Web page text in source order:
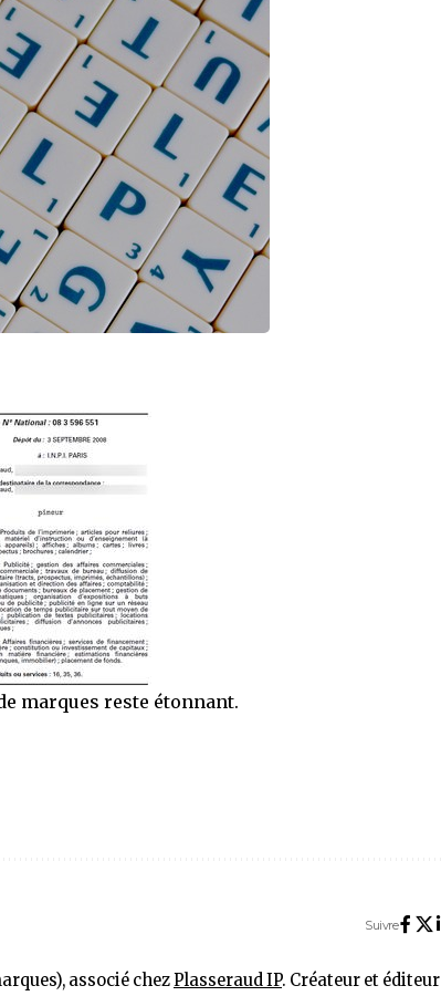
marques reste étonnant.
Suivre
associé chezPlasseraud IP. Créateur et éditeur